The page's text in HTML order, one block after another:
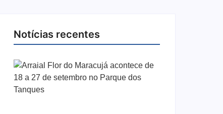
Notícias recentes